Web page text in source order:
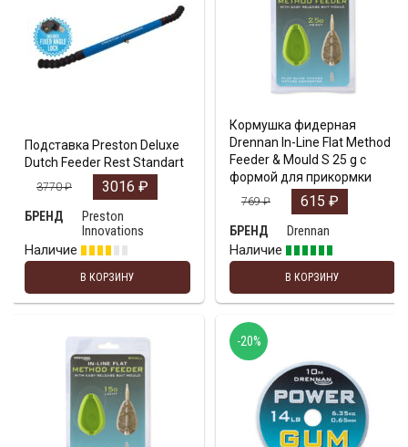
Подставка Preston Deluxe
Dutch Feeder Rest Standart
3770₽ 3016 ₽
БРЕНД
Preston
Innovations
Наличие
В КОРЗИНУ
Кормушка фидерная
Drennan In-Line Flat Method
Feeder & Mould S 25 g с
формой для прикормки
769₽ 615 ₽
БРЕНД
Drennan
Наличие
В КОРЗИНУ
-20%